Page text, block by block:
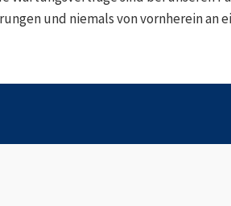
und niemals von vornherein an